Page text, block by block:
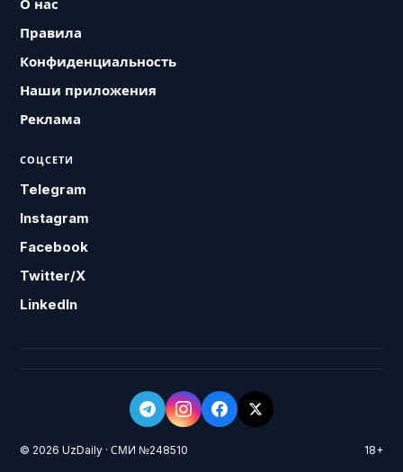
О нас
Правила
Конфиденциальность
Наши приложения
Реклама
СОЦСЕТИ
Telegram
Instagram
Facebook
Twitter/X
LinkedIn
© 2026 UzDaily · СМИ №248510 18+